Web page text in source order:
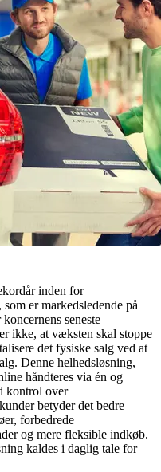
inden for
er markedsledende på
seneste
ikke, at væksten skal stoppe
det fysiske salg ved at
Denne helhedsløsning,
håndteres via én og
kontrol over
betyder det bedre
forbedrede
og mere fleksible indkøb.
kaldes i daglig tale for